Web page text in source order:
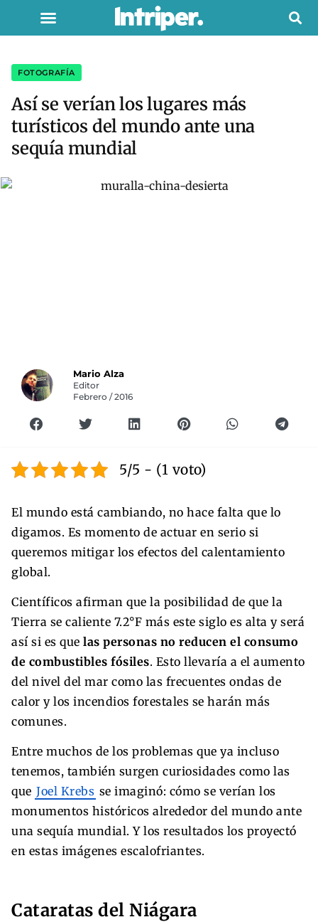
FOTOGRAFÍA
Así se verían los lugares más
turísticos del mundo ante una
sequía mundial
Mario Alza
Editor
Febrero / 2016
5/5 - (1 voto)
El mundo está cambiando, no hace falta que lo
digamos. Es momento de actuar en serio si
queremos mitigar los efectos del calentamiento
global.
Científicos afirman que la posibilidad de que la
Tierra se caliente 7.2°F más este siglo es alta y será
así si es que las personas no reducen el consumo
de combustibles fósiles. Esto llevaría a el aumento
del nivel del mar como las frecuentes ondas de
calor y los incendios forestales se harán más
comunes.
Entre muchos de los problemas que ya incluso
tenemos, también surgen curiosidades como las
que Joel Krebs se imaginó: cómo se verían los
monumentos históricos alrededor del mundo ante
una sequía mundial. Y los resultados los proyectó
en estas imágenes escalofriantes.
Cataratas del Niágara